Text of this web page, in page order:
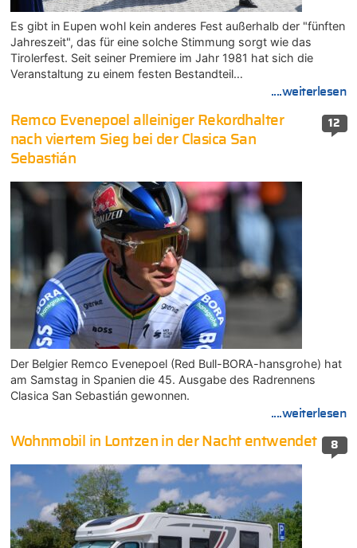
Es gibt in Eupen wohl kein anderes Fest außerhalb der "fünften
Jahreszeit", das für eine solche Stimmung sorgt wie das
Tirolerfest. Seit seiner Premiere im Jahr 1981 hat sich die
Veranstaltung zu einem festen Bestandteil…
....weiterlesen
12
Remco Evenepoel alleiniger Rekordhalter
nach viertem Sieg bei der Clasica San
Sebastián
Der Belgier Remco Evenepoel (Red Bull-BORA-hansgrohe) hat
am Samstag in Spanien die 45. Ausgabe des Radrennens
Clasica San Sebastián gewonnen.
....weiterlesen
8
Wohnmobil in Lontzen in der Nacht entwendet